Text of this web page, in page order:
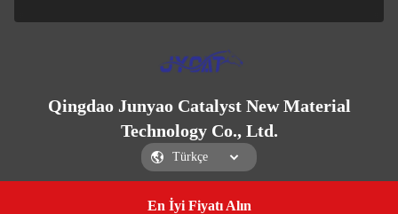
En İyi Fiyatı Alın
Qingdao Junyao Catalyst New Material
Technology Co., Ltd.
Qingdao Junyao Catalyst New Material Technology Co., Ltd.
Get a Quote